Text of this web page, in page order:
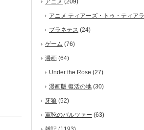
アニメ (209)
アニメ ティアーズ・トゥ・ティアラ
プラネテス (24)
ゲーム (76)
漫画 (64)
Under the Rose (27)
漫画版 復活の地 (30)
牙狼 (52)
軍靴のバルツァー (63)